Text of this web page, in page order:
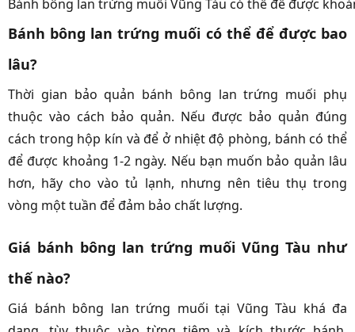
Bánh bông lan trứng muối Vũng Tàu có thể để được
Bánh bông lan trứng muối có thể để được bao
lâu?
Thời gian bảo quản bánh bông lan trứng muối phụ
thuộc vào cách bảo quản. Nếu được bảo quản đúng
cách trong hộp kín và để ở nhiệt độ phòng, bánh có thể
để được khoảng 1-2 ngày. Nếu bạn muốn bảo quản lâu
hơn, hãy cho vào tủ lạnh, nhưng nên tiêu thụ trong
vòng một tuần để đảm bảo chất lượng.
Giá bánh bông lan trứng muối Vũng Tàu như
thế nào?
Giá bánh bông lan trứng muối tại Vũng Tàu khá đa